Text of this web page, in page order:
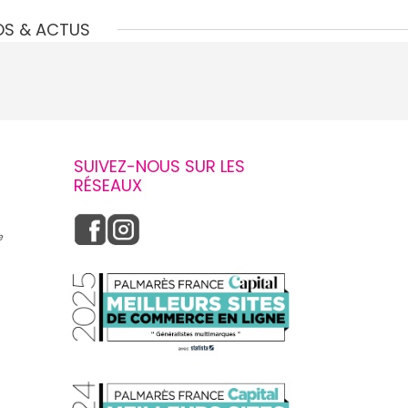
& ACTUS
SUIVEZ-NOUS SUR LES
RÉSEAUX